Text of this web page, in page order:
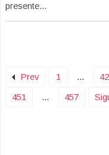
presente...
Prev 1 ...
451
... 457